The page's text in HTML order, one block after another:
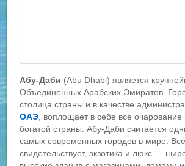
Абу-Даби (Abu Dhabi) является
Объединенных Арабских Эмиратов.
столица страны и в качестве
ОАЭ , воплощает в себе все
богатой страны. Абу-Даби считается
самых современных городов в мире.
свидетельствует, экзотика и люкс —